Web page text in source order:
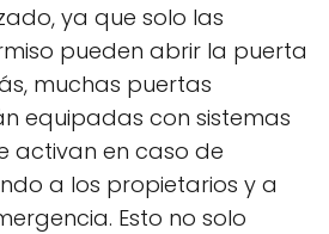
ya que solo las
pueden abrir la puerta
muchas puertas
equipadas con sistemas
activan en caso de
a los propietarios y a
Esto no solo